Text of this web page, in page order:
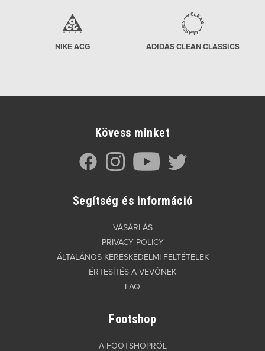
NIKE ACG ADIDAS CLEAN CLASSICS
Kövess minket
Segítség és információ
VÁSÁRLÁS
PRIVACY POLICY
ÁLTALÁNOS KERESKEDELMI FELTÉTELEK
ÉRTESÍTÉS A VEVŐNEK
FAQ
Footshop
A FOOTSHOPRÓL